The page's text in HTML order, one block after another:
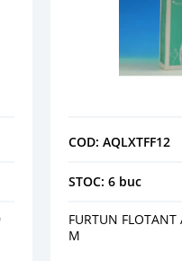
COD: AQLXTFF12
STOC: 6 buc
FURTUN FLOTANT
M